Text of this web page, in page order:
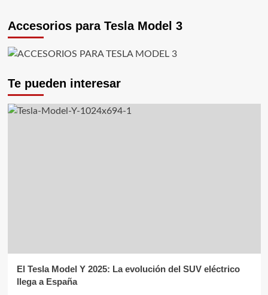
Accesorios para Tesla Model 3
Te pueden interesar
El Tesla Model Y 2025: La evolución del SUV eléctrico
llega a España